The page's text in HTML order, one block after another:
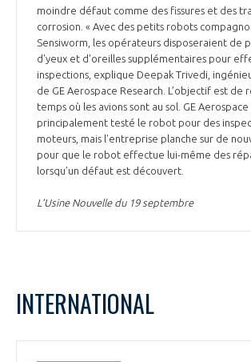
moindre défaut comme des fissures et des
corrosion. « Avec des petits robots
Sensiworm, les opérateurs disposeraient de
d'yeux et d'oreilles supplémentaires pour
inspections, explique Deepak Trivedi,
de GE Aerospace Research. L’objectif est de
temps où les avions sont au sol. GE Aerospace
principalement testé le robot pour des
moteurs, mais l’entreprise planche sur de
pour que le robot effectue lui-même des
lorsqu’un défaut est découvert.
L’Usine Nouvelle du 19 septembre
INTERNATIONAL